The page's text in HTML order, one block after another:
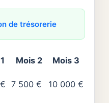
de trésorerie
Mois 2
Mois 3
7 500 € 10 000 €